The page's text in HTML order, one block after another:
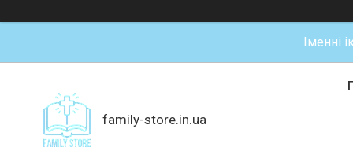
Іменні
family-store.in.ua